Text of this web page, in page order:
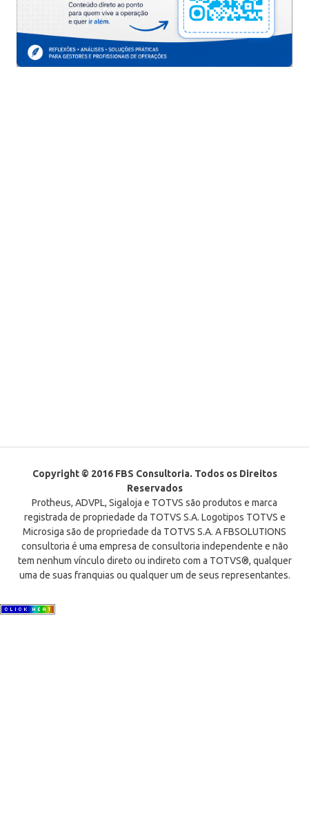
Copyright © 2016 FBS Consultoria. Todos os Direitos
Reservados
Protheus, ADVPL, Sigaloja e TOTVS são produtos e marca
registrada de propriedade da TOTVS S.A. Logotipos TOTVS e
Microsiga são de propriedade da TOTVS S.A. A FBSOLUTIONS
consultoria é uma empresa de consultoria independente e não
tem nenhum vínculo direto ou indireto com a TOTVS®, qualquer
uma de suas franquias ou qualquer um de seus representantes.